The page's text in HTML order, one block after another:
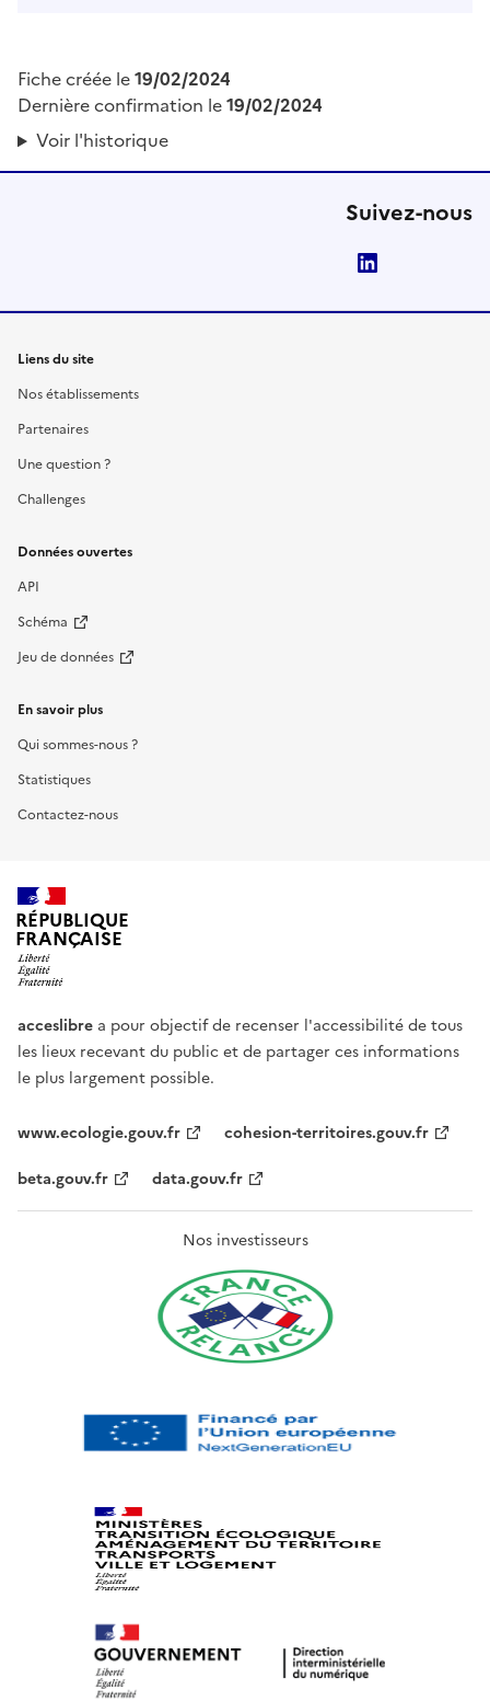
Fiche créée le19/02/2024
Dernière confirmation le19/02/2024
Voir l'historique
Suivez-nous
Liens du site
Nos établissements
Partenaires
Une question ?
Challenges
Données ouvertes
API
Schéma
Jeu de données
En savoir plus
Qui sommes-nous ?
Statistiques
Contactez-nous
RÉPUBLIQUE
FRANÇAISE
acceslibre a pour objectif de recenser l'accessibilité de tous
les lieux recevant du public et de partager ces informations
le plus largement possible.
www.ecologie.gouv.fr
cohesion-territoires.gouv.fr
beta.gouv.fr
data.gouv.fr
Nos investisseurs